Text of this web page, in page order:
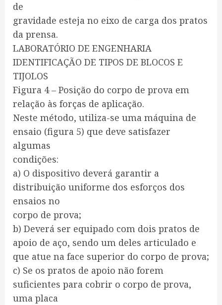
de
gravidade esteja no eixo de carga dos pratos
da prensa.
LABORATÓRIO DE ENGENHARIA
IDENTIFICAÇÃO DE TIPOS DE BLOCOS E
TIJOLOS
Figura 4 – Posição do corpo de prova em
relação às forças de aplicação.
Neste método, utiliza-se uma máquina de
ensaio (figura 5) que deve satisfazer
algumas
condições:
a) O dispositivo deverá garantir a
distribuição uniforme dos esforços dos
ensaios no
corpo de prova;
b) Deverá ser equipado com dois pratos de
apoio de aço, sendo um deles articulado e
que atue na face superior do corpo de prova;
c) Se os pratos de apoio não forem
suficientes para cobrir o corpo de prova,
uma placa